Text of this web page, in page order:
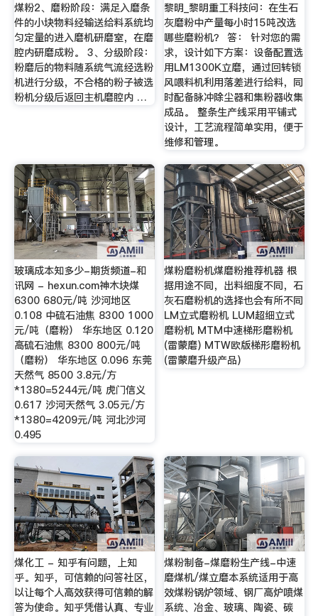
煤粉2、磨粉阶段：满足入磨条
件的小块物料经输送给料系统均
匀定量的进入磨机研磨室，在磨
腔内研磨成粉。 3、分级阶段：
粉磨后的物料随系统气流经选粉
机进行分级，不合格的粉子被选
粉机分级后返回主机磨腔内 …
黎明_黎明重工科技问：在生石
灰磨粉中产量每小时15吨改选
哪些磨粉机？ 答： 针对您的需
求，设计如下方案：设备配置选
用LM1300K立磨，通过回转锁
风喂料机利用落差进行给料，同
时配备脉冲除尘器和集粉器收集
成品。 整条生产线采用平铺式
设计，工艺流程简单实用，便于
维修和管理。
玻璃成本知多少-期货频道-和
讯网 - hexun.com神木块煤
6300 680元/吨 沙河地区
0.108 中硫石油焦 8300 1000
元/吨（磨粉） 华东地区 0.120
高硫石油焦 8300 800元/吨
（磨粉） 华东地区 0.096 东莞
天然气 8500 3.8元/方
*1380=5244元/吨 虎门信义
0.617 沙河天然气 3.05元/方
*1380=4209元/吨 河北沙河
0.495
煤粉磨粉机煤磨粉推荐机器 根
据用途不同，出料细度不同，石
灰石磨粉机的选择也会有所不同
LM立式磨粉机 LUM超细立式
磨粉机 MTM中速梯形磨粉机
(雷蒙磨) MTW欧版梯形磨粉机
(雷蒙磨升级产品)
煤化工 - 知乎有问题，上知
乎。知乎，可信赖的问答社区，
以让每个人高效获得可信赖的解
答为使命。知乎凭借认真、专业
煤粉制备-煤磨粉生产线-中速
磨煤机/煤立磨本系统适用于高
效煤粉锅炉领域、钢厂高炉喷煤
系统、冶金、玻璃、陶瓷、碳